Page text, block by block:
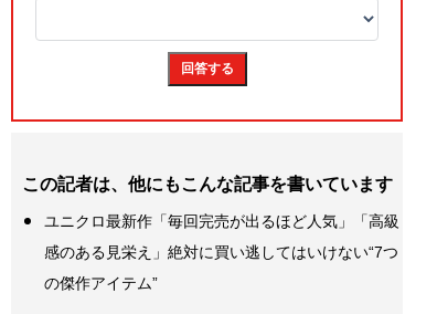
この記者は、他にもこんな記事を書いています
ユニクロ最新作「毎回完売が出るほど人気」「高級
感のある見栄え」絶対に買い逃してはいけない“7つ
の傑作アイテム”